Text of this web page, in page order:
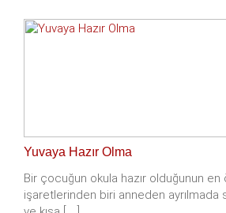
Yuvaya Hazır Olma
Bir çocuğun okula hazır olduğunun en
işaretlerinden biri anneden ayrılmada